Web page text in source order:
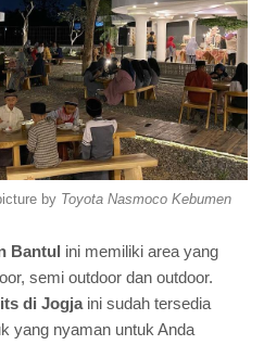
by Toyota Nasmoco Kebumen
Bantul ini memiliki area yang
semi outdoor dan outdoor.
di Jogjaini sudah tersedia
yang nyaman untuk Anda